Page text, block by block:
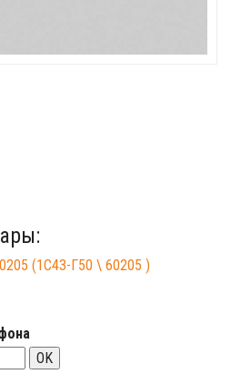
(1С43-Г50 \ 60205 )
OK